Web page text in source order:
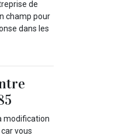
de
champ pour
dans les
modification
vous